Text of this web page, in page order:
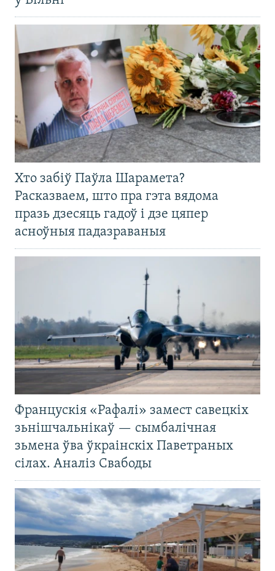
Хто забіў Паўла Шарамета?
Расказваем, што пра гэта вядома
празь дзесяць гадоў і дзе цяпер
асноўныя падазраваныя
Францускія «Рафалі» замест савецкіх
зьнішчальнікаў — сымбалічная
зьмена ўва ўкраінскіх Паветраных
сілах. Аналіз Свабоды